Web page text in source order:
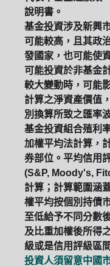
說明書。
基金投資涉及新興
可能較高，且其政
發國家，也可能使
可能投資於非基金
較大變動時，可能
計算之淨資產價值
別換算所致之匯率
基金投資組合殖利
加權平均法計算，
券部位。平均信用
(S&P, Moody's,
計算；計算範圍涵
權平均按個別持債
至低給予不同分數
及比重加權後所得
級或是信用評級區
投資人須留意中國